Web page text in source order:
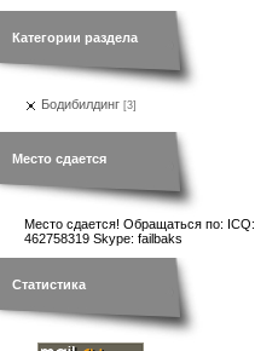
Категории раздела
Бодибилдинг [3]
Место сдается
Место сдается! Обращаться по: ICQ:
462758319 Skype: failbaks
Статистика